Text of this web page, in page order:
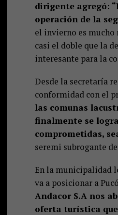
dirigente agregó:
operación de la
el invierno es mucho
casi el doble que la
interesante para la
Desde la secretaría
conformidad con el
las comunas
finalmente se
comprometidas,
seremi subrogante
En la municipalidad
va a posicionar a
Andacor S.A nos
oferta turística